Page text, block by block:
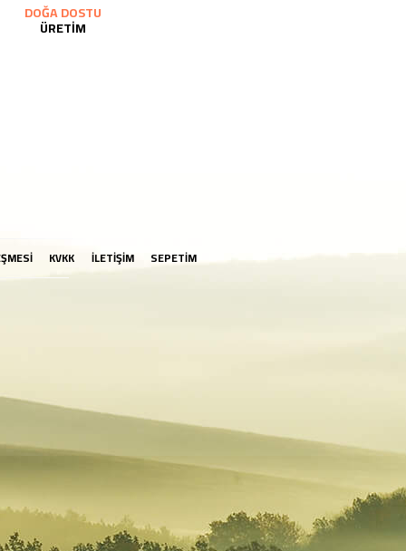
DOĞA DOSTU
ÜRETİM
KVKK İLETİŞİM SEPETİM